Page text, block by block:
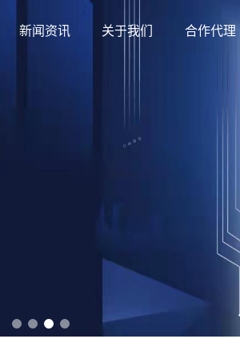
新闻资讯 关于我们 合作代理